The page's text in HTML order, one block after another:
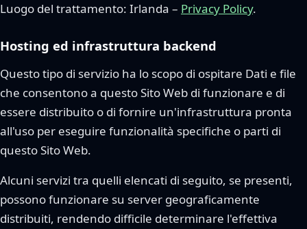
Luogo del trattamento: Irlanda – Privacy Policy.
Hosting ed infrastruttura backend
Questo tipo di servizio ha lo scopo di ospitare Dati e file
che consentono a questo Sito Web di funzionare e di
essere distribuito o di fornire un'infrastruttura pronta
all'uso per eseguire funzionalità specifiche o parti di
questo Sito Web.
Alcuni servizi tra quelli elencati di seguito, se presenti,
possono funzionare su server geograficamente
distribuiti, rendendo difficile determinare l'effettiva